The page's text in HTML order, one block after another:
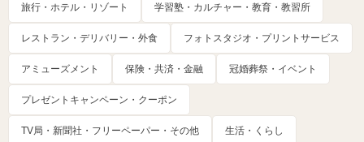
旅行・ホテル・リゾート 学習塾・カルチャー・教育・教習所
レストラン・デリバリー・外食 フォトスタジオ・プリントサービス
アミューズメント 保険・共済・金融 冠婚葬祭・イベント
プレゼントキャンペーン・クーポン
TV局・新聞社・フリーペーパー・その他 生活・くらし